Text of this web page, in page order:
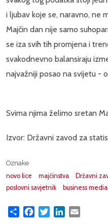
i ljubav koje se, naravno, ne
Majčin dan nije samo
se iza svih tih promjena i
svakodnevno balansiraju
najvažniji posao na svijetu -
Svima njima želimo sretan
Izvor: Državni zavod za
Oznake
novo lice
majčinstva Državni
poslovni savjetnik
business
Share FacebookTwitterLinkedIn